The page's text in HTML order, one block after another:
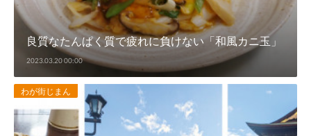
良質なたんぱく質で疲れに負けない「和風カニ玉」
2023.03.20 00:00
わが街じまん